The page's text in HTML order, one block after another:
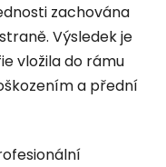
zachována
Výsledek je
vložila do rámu
a přední